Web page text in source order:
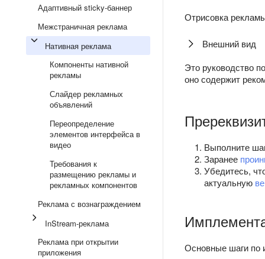
Адаптивный sticky-баннер
Межстраничная реклама
Нативная реклама
Компоненты нативной
рекламы
Слайдер рекламных
объявлений
Переопределение
элементов интерфейса в
видео
Требования к
размещению рекламы и
рекламных компонентов
Реклама с вознаграждением
InStream-реклама
Реклама при открытии
приложения
Отрисовка
Внешний вид
Это руководство
оно содержит
Выполните
Заранее
Убедитесь,
актуальную
Основные шаги по